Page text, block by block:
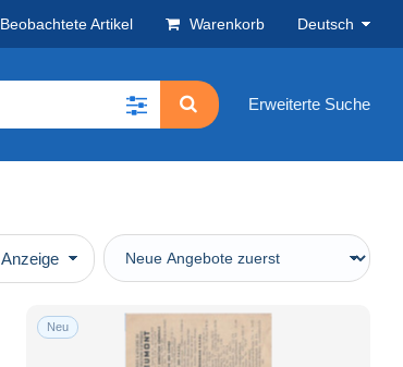
Beobachtete Artikel Warenkorb Deutsch
Erweiterte Suche
Anzeige
Neu